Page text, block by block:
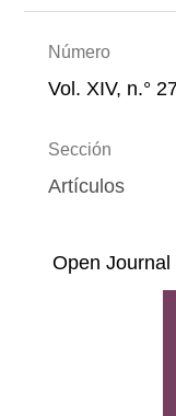
Número
Vol. XIV, n.°
Sección
Artículos
Open Journal